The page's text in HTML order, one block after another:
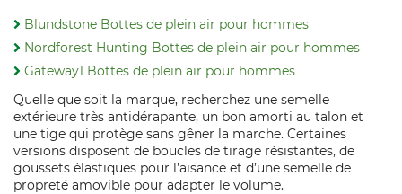
Blundstone Bottes de plein air pour hommes
Nordforest Hunting Bottes de plein air pour hommes
Gateway1 Bottes de plein air pour hommes
Quelle que soit la marque, recherchez une semelle
extérieure très antidérapante, un bon amorti au talon et
une tige qui protège sans gêner la marche. Certaines
versions disposent de boucles de tirage résistantes, de
goussets élastiques pour l’aisance et d’une semelle de
propreté amovible pour adapter le volume.